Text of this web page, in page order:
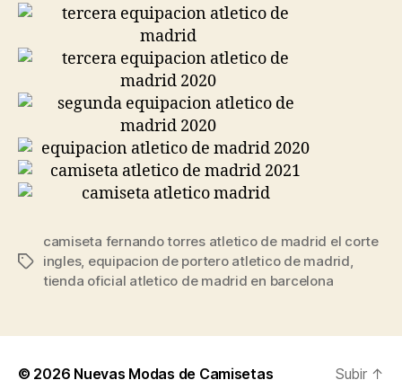
Etiquetas
camiseta fernando torres atletico de madrid el corte
ingles, equipacion de portero atletico de madrid,
tienda oficial atletico de madrid en barcelona
© 2026 Nuevas Modas de Camisetas
Subir ↑